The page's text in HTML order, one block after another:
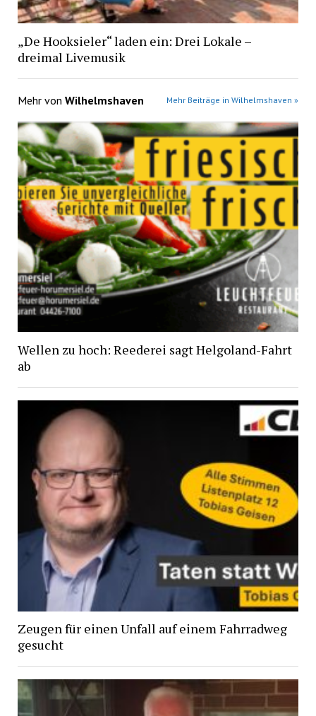
„De Hooksieler“ laden ein: Drei Lokale –
dreimal Livemusik
Mehr von Wilhelmshaven Mehr Beiträge in Wilhelmshaven »
Wellen zu hoch: Reederei sagt Helgoland-Fahrt
ab
Zeugen für einen Unfall auf einem Fahrradweg
gesucht